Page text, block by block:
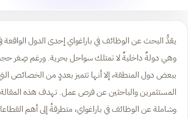
يعَدُّ البحث عن الوظائف في باراغواي إحدى الدول الواقعة
وهي دولةٌ داخليةٌ لا تمتلك سواحل بحرية. ورغم صِغر
ببعض دول المنطقة، إلا أنها تتميز بعددٍ من الخصائص
المستثمرين والباحثين عن فرص عمل. تهدف هذه
وشاملة عن الوظائف في باراغواي، متطرقةً إلى أهم